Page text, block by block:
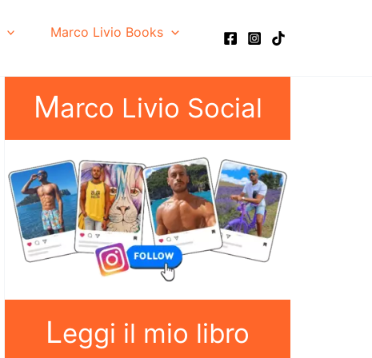
Marco Livio Books
Marco Livio Social
Leggi il mio libro